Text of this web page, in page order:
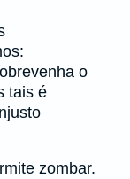
o
tais é
zombar.